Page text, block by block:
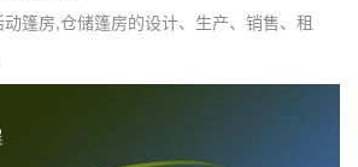
篷房,仓储篷房的设计、生产、销售、租